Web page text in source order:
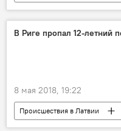
Партия действия
В Риге пропал 12-летний
8 мая 2018, 19:22
Происшествия в Латвии
Требуется помощь: Bezvests.lv